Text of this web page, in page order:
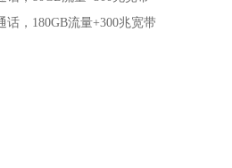
话，180GB流量+300兆宽带